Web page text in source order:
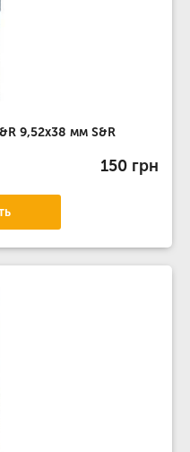
9,52х38 мм S&R
150 грн